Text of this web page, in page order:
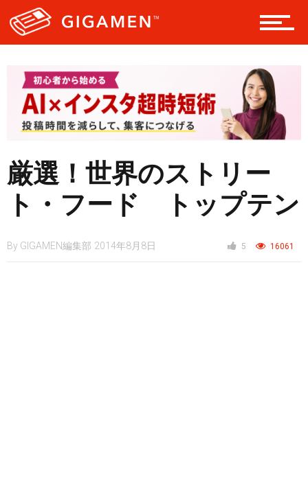
厳選！世界のストリー
ト・フード トップテン
By GIGAMEN編集部 2014年8月8日 5 16061